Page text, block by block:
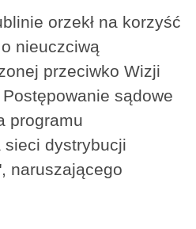
orzekł na korzyść
nieuczciwą
przeciwko Wizji
sądowe
programu
sieci dystrybucji
naruszającego